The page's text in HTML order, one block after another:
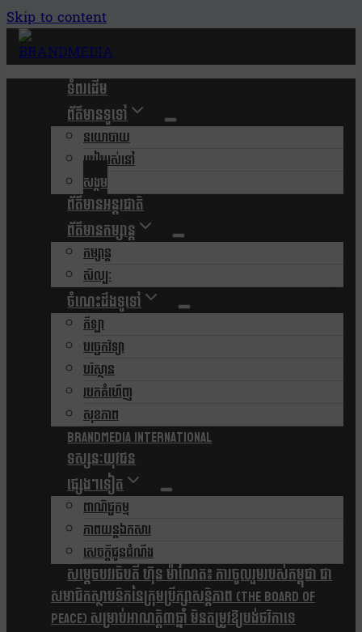
Skip to content
ទំពរដើម
ព័ត៌មានទូទៅ
នយោបាយ
របៀបរស់នៅ
សង្គម
ព័ត៌មានអន្តរជាតិ
ព័ត៌មានកម្សាន្ត
កម្សាន្ត
សិល្បៈ
ចំណេះដឹងទូទៅ
កីឡា
បច្ចេកវិទ្យា
បរិស្ថាន
របកគំហើញ
សុខភាព
Brandmedia international
ទស្សនៈយុវជន
ផ្សេងៗទៀត
ពាណិជ្ជកម្ម
ភាពយន្តឯកសារ
សេចក្តីជូនដំណឹង
សម្តេចបវរធិបតី ហ៊ុន ម៉ាណែត៖ ការចូលរួមរបស់កម្ពុជា ជា
សមាជិកស្ថាបនិកនៃក្រុមប្រឹក្សាសន្តិភាព (The Board Of
Peace) សម្រាប់អាណត្តិ៣ឆ្នាំ មិនតម្រូវឱ្យបង់ថវិកាទេ